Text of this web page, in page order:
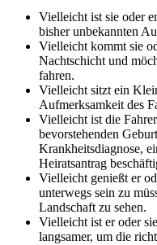
Vielleicht ist sie oder
bisher unbekannten
Vielleicht kommt sie
Nachtschicht und
fahren.
Vielleicht sitzt ein
Aufmerksamkeit des
Vielleicht ist die
bevorstehenden
Krankheitsdiagnose,
Heiratsantrag
Vielleicht genießt er
unterwegs sein zu
Landschaft zu sehen.
Vielleicht ist er oder
langsamer, um die